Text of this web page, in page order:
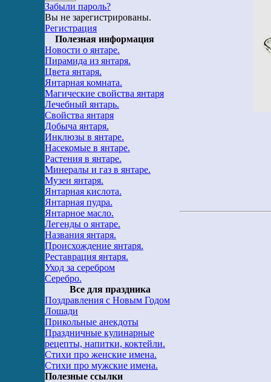
Забыли пароль?
Вы не зарегистрированы.
Регистрация
Полезная информация
Новости о янтаре.
Пирамида из янтаря.
Цвета янтаря.
Янтарная комната.
Магические свойства янтаря
Лечебный янтарь.
Свойства янтаря
Добыча янтаря.
Инклюзы в янтаре.
Насекомые в янтаре.
Растения в янтаре.
Минералы и газ в янтаре.
Музеи янтаря.
Янтарная кислота.
Янтарная пудра.
Янтарное масло.
Легенды о янтаре.
Названия янтаря.
Происхождение янтаря.
Реставрация янтаря.
Уход за серебром
Серебро.
Все для праздника
Поздравления с Новым Годом
Лошади
Прикольные анекдоты
Праздничные кулинарные
рецепты, напитки, коктейли.
Стихи про женские имена.
Стихи про мужские имена.
Полезные ссылки